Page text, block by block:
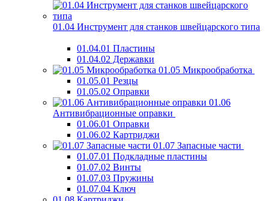
01.04 Инструмент для станков швейцарского типа
01.04.01 Пластины
01.04.02 Державки
01.05 Микрообработка
01.05.01 Резцы
01.05.02 Оправки
01.06
Антивибрационные оправки
01.06.01 Оправки
01.06.02 Картриджи
01.07 Запасные части
01.07.01 Подкладные пластины
01.07.02 Винты
01.07.03 Пружины
01.07.04 Ключ